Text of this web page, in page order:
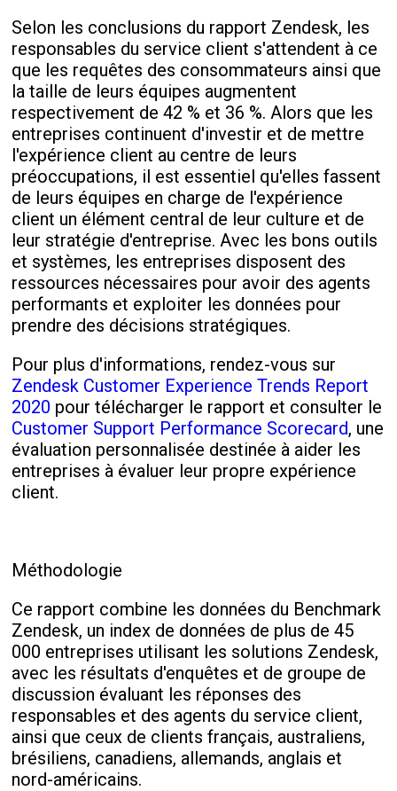
Selon les conclusions du rapport Zendesk, les
responsables du service client s'attendent à ce
que les requêtes des consommateurs ainsi que
la taille de leurs équipes augmentent
respectivement de 42 % et 36 %. Alors que les
entreprises continuent d'investir et de mettre
l'expérience client au centre de leurs
préoccupations, il est essentiel qu'elles fassent
de leurs équipes en charge de l'expérience
client un élément central de leur culture et de
leur stratégie d'entreprise. Avec les bons outils
et systèmes, les entreprises disposent des
ressources nécessaires pour avoir des agents
performants et exploiter les données pour
prendre des décisions stratégiques.
Pour plus d'informations, rendez-vous sur
Zendesk Customer Experience Trends Report
2020 pour télécharger le rapport et consulter le
Customer Support Performance Scorecard, une
évaluation personnalisée destinée à aider les
entreprises à évaluer leur propre expérience
client.
Méthodologie
Ce rapport combine les données du Benchmark
Zendesk, un index de données de plus de 45
000 entreprises utilisant les solutions Zendesk,
avec les résultats d'enquêtes et de groupe de
discussion évaluant les réponses des
responsables et des agents du service client,
ainsi que ceux de clients français, australiens,
brésiliens, canadiens, allemands, anglais et
nord-américains.